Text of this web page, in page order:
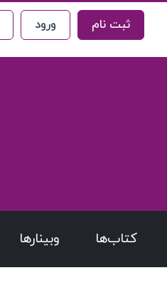
ثبت نام ورود
کتاب‌ها وبینارها